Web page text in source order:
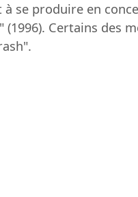
se produire en
Certains des